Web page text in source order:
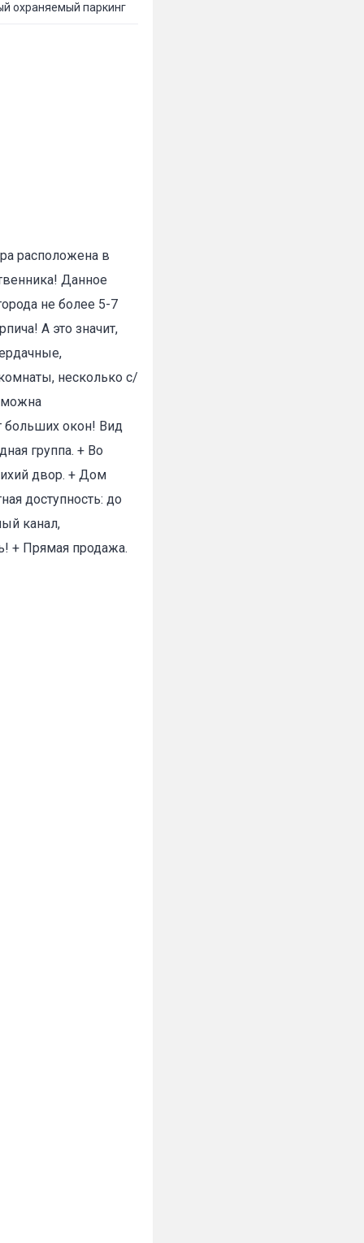
охраняемый паркинг
расположена в
Данное
не более 5-7
А это значит,
несколько с/
больших окон! Вид
группа. + Во
двор. + Дом
доступность: до
канал,
+ Прямая продажа.
✕